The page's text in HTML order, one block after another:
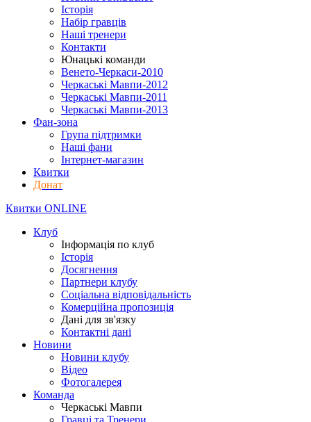
Історія
Набір гравців
Наші тренери
Контакти
Юнацькі команди
Венето-Черкаси-2010
Черкаські Мавпи-2012
Черкаські Мавпи-2011
Черкаські Мавпи-2013
Фан-зона
Група підтримки
Наші фани
Інтернет-магазин
Квитки
Донат
Квитки ONLINE
Клуб
Інформація по клуб
Історія
Досягнення
Партнери клубу
Соціальна відповідальність
Комерційна пропозиція
Дані для зв'язку
Контактні дані
Новини
Новини клубу
Відео
Фотогалерея
Команда
Черкаські Мавпи
Гравці та Тренери